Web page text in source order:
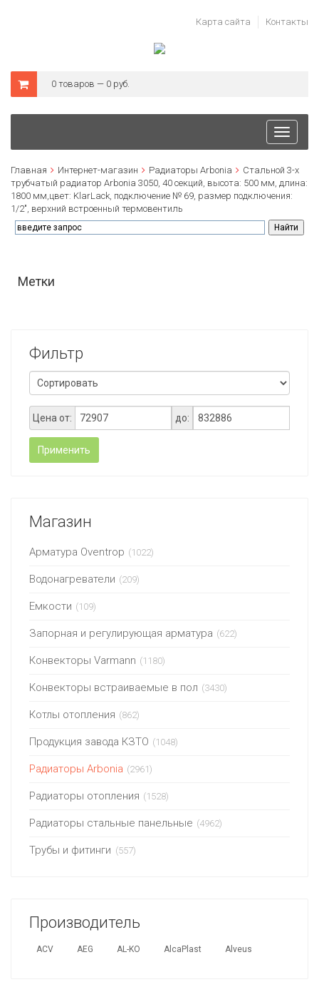
Карта сайта Контакты
0 товаров — 0 руб.
Toggle
Главная Интернет-магазин Радиаторы Arbonia
Стальной 3-х
трубчатый радиатор Arbonia 3050, 40 секций, высота: 500 мм, длина:
1800 мм,цвет: KlarLack, подключение № 69, размер подключения:
1/2", верхний встроенный термовентиль
Метки
Фильтр
Цена от: до:
Применить
Магазин
Арматура Oventrop (1022)
Водонагреватели (209)
Емкости (109)
Запорная и регулирующая арматура (622)
Конвекторы Varmann (1180)
Конвекторы встраиваемые в пол (3430)
Котлы отопления (862)
Продукция завода КЗТО (1048)
Радиаторы Arbonia (2961)
Радиаторы отопления (1528)
Радиаторы стальные панельные (4962)
Трубы и фитинги (557)
Производитель
ACV AEG AL-KO AlcaPlast Alveus